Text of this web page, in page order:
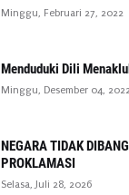
Minggu, Februari 27, 2022
Menduduki Dili
Minggu, Desember 04,
NEGARA TIDAK
PROKLAMASI
Selasa, Juli 28, 2026